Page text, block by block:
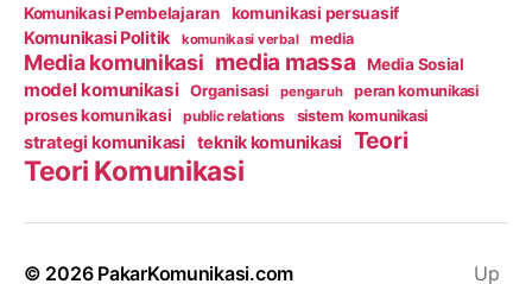
Komunikasi Pembelajaran komunikasi persuasif
Komunikasi Politik komunikasi verbal media
Media komunikasi media massa Media Sosial
model komunikasi Organisasi pengaruh peran komunikasi
proses komunikasi public relations sistem komunikasi
strategi komunikasi teknik komunikasi Teori
Teori Komunikasi
© 2026 PakarKomunikasi.com Up